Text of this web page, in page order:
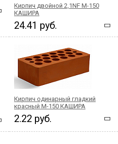
Кирпич двойной 2,1NF М-150
КАШИРА
24.41 руб.
Кирпич одинарный гладкий
красный М-150 КАШИРА
2.22 руб.